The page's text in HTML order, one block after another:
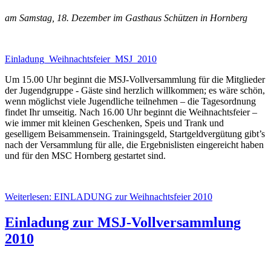
am Samstag, 18. Dezember im Gasthaus Schützen in Hornberg
Einladung_Weihnachtsfeier_MSJ_2010
Um 15.00 Uhr beginnt die MSJ-Vollversammlung für die Mitglieder
der Jugendgruppe - Gäste sind herzlich willkommen; es wäre schön,
wenn möglichst viele Jugendliche teilnehmen – die Tagesordnung
findet Ihr umseitig. Nach 16.00 Uhr beginnt die Weihnachtsfeier –
wie immer mit kleinen Geschenken, Speis und Trank und
geselligem Beisammensein. Trainingsgeld, Startgeldvergütung gibt’s
nach der Versammlung für alle, die Ergebnislisten eingereicht haben
und für den MSC Hornberg gestartet sind.
Weiterlesen: EINLADUNG zur Weihnachtsfeier 2010
Einladung zur MSJ-Vollversammlung
2010